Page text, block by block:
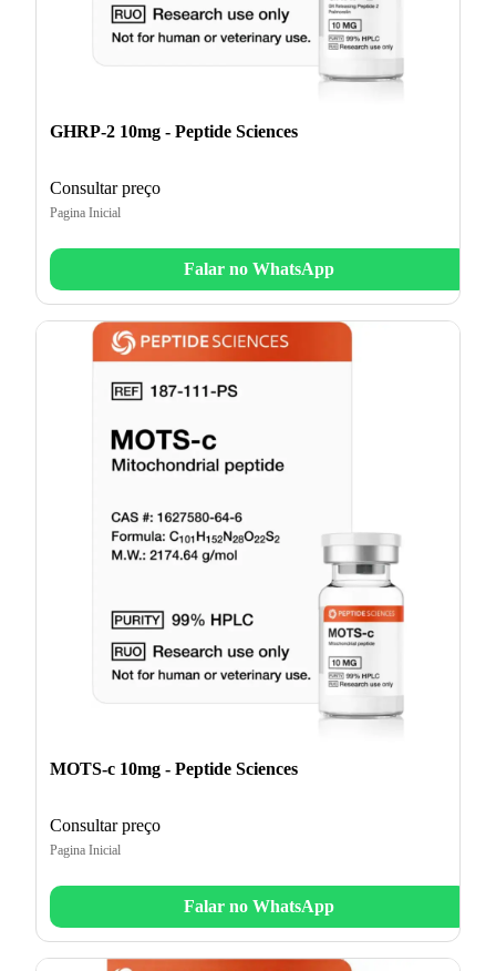
GHRP-2 10mg - Peptide Sciences
Consultar preço
Pagina Inicial
Falar no WhatsApp
MOTS-c 10mg - Peptide Sciences
Consultar preço
Pagina Inicial
Falar no WhatsApp